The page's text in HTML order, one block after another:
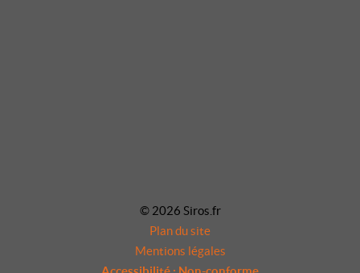
© 2026 Siros.fr
Plan du site
Mentions légales